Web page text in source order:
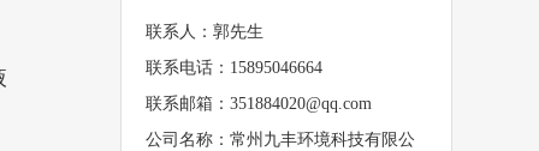
联系人：郭先生
联系电话：15895046664
联系邮箱：351884020@qq.com
公司名称：常州九丰环境科技有限公